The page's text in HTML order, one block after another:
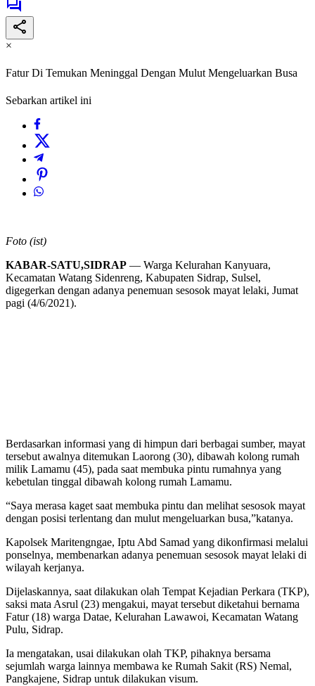
×
Fatur Di Temukan Meninggal Dengan Mulut Mengeluarkan Busa
Sebarkan artikel ini
Foto (ist)
KABAR-SATU,SIDRAP — Warga Kelurahan Kanyuara,
Kecamatan Watang Sidenreng, Kabupaten Sidrap, Sulsel,
digegerkan dengan adanya penemuan sesosok mayat lelaki, Jumat
pagi (4/6/2021).
Berdasarkan informasi yang di himpun dari berbagai sumber, mayat
tersebut awalnya ditemukan Laorong (30), dibawah kolong rumah
milik Lamamu (45), pada saat membuka pintu rumahnya yang
kebetulan tinggal dibawah kolong rumah Lamamu.
“Saya merasa kaget saat membuka pintu dan melihat sesosok mayat
dengan posisi terlentang dan mulut mengeluarkan busa,”katanya.
Kapolsek Maritengngae, Iptu Abd Samad yang dikonfirmasi melalui
ponselnya, membenarkan adanya penemuan sesosok mayat lelaki di
wilayah kerjanya.
Dijelaskannya, saat dilakukan olah Tempat Kejadian Perkara (TKP),
saksi mata Asrul (23) mengakui, mayat tersebut diketahui bernama
Fatur (18) warga Datae, Kelurahan Lawawoi, Kecamatan Watang
Pulu, Sidrap.
Ia mengatakan, usai dilakukan olah TKP, pihaknya bersama
sejumlah warga lainnya membawa ke Rumah Sakit (RS) Nemal,
Pangkajene, Sidrap untuk dilakukan visum.